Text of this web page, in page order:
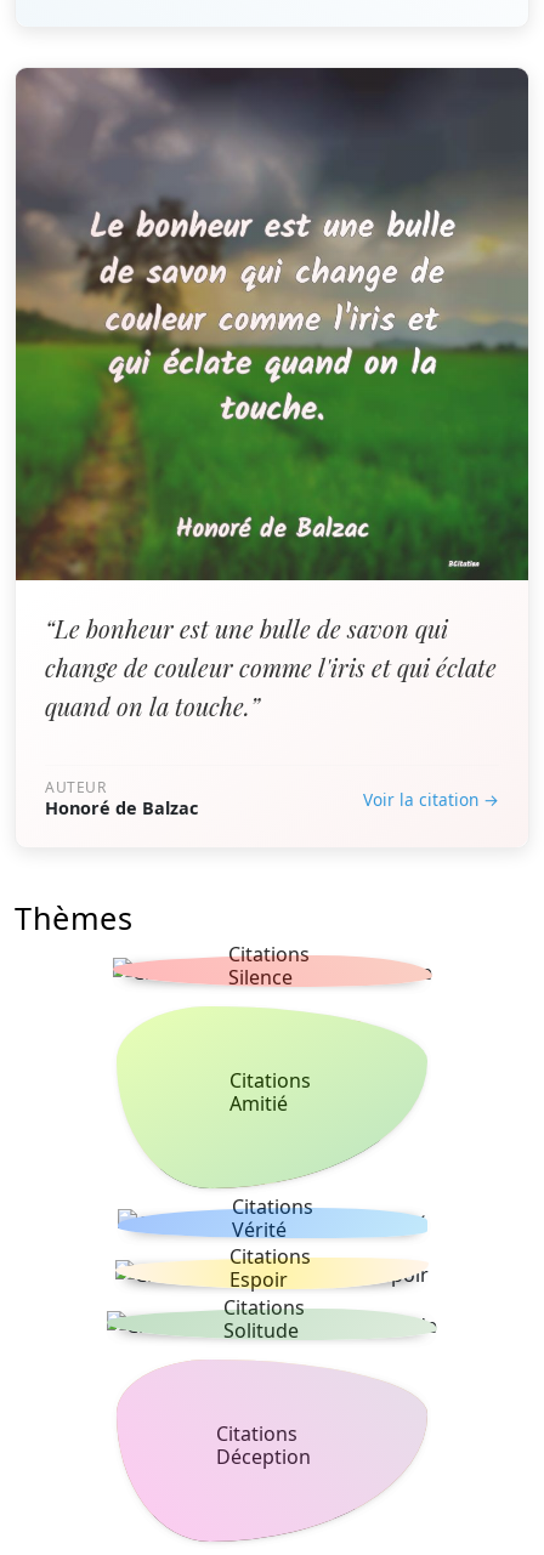
“Le bonheur est une bulle de savon qui
change de couleur comme l'iris et qui éclate
quand on la touche.”
AUTEUR
Honoré de Balzac Voir la citation →
Thèmes
Citations
Silence
Citations
Amitié
Citations
Vérité
Citations
Espoir
Citations
Solitude
Citations
Déception